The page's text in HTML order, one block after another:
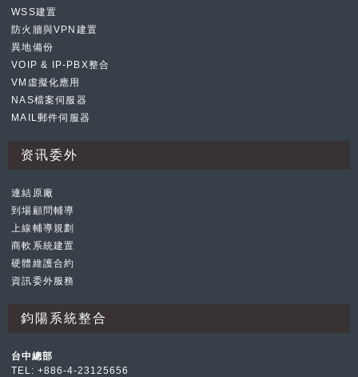
WSS建置
防火牆與VPN建置
異地備份
VOIP & IP-PBX整合
VM虛擬化應用
NAS檔案伺服器
MAIL郵件伺服器
资讯委外
連結原廠
到場顧問輔導
上線輔導規劃
商軟系統建置
硬體維護合約
資訊委外服務
鈞陽系統整合
台中總部
TEL: +886-4-23125656